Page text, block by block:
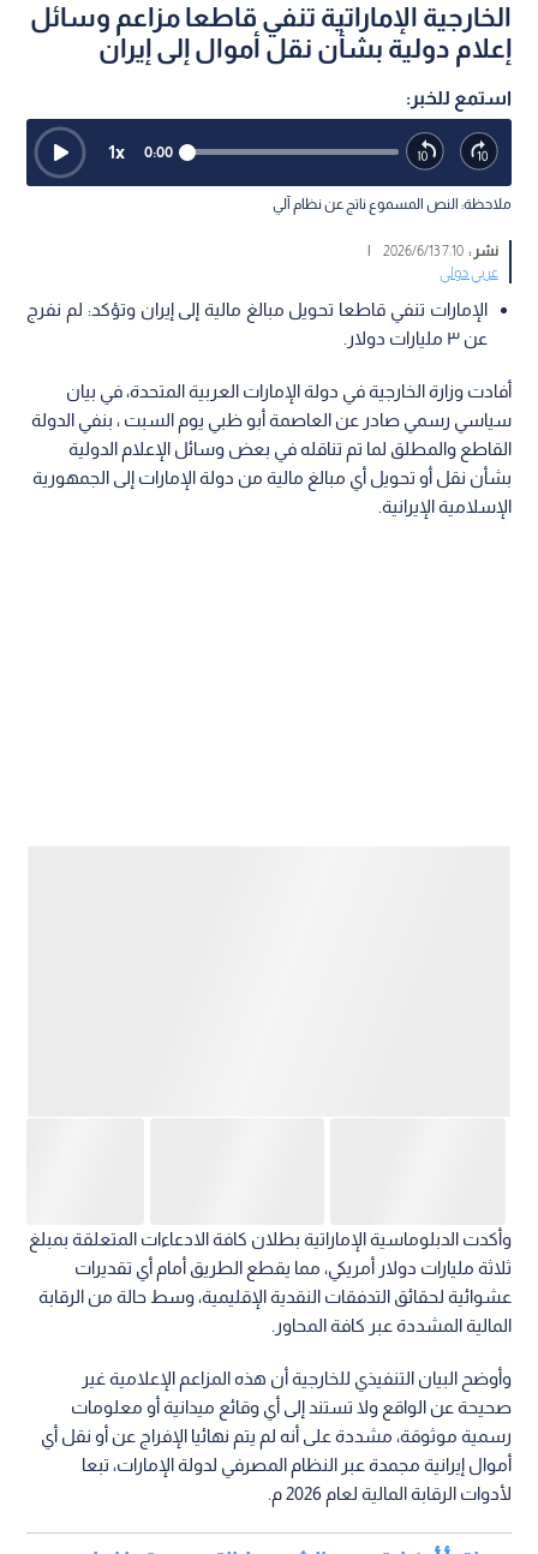
الخارجية الإماراتية تنفي قاطعا مزاعم وسائل
إعلام دولية بشأن نقل أموال إلى إيران
استمع للخبر:
0:00
1x
ملاحظة: النص المسموع ناتج عن نظام آلي
نشر :7:10 2026/6/13
|
عربي دولي
الإمارات تنفي قاطعا تحويل مبالغ مالية إلى إيران وتؤكد: لم نفرج
عن ٣ مليارات دولار.
أفادت وزارة الخارجية في دولة الإمارات العربية المتحدة، في بيان
سياسي رسمي صادر عن العاصمة أبو ظبي يوم السبت ، بنفي الدولة
القاطع والمطلق لما تم تناقله في بعض وسائل الإعلام الدولية
بشأن نقل أو تحويل أي مبالغ مالية من دولة الإمارات إلى الجمهورية
الإسلامية الإيرانية.
وأكدت الدبلوماسية الإماراتية بطلان كافة الادعاءات المتعلقة بمبلغ
ثلاثة مليارات دولار أمريكي، مما يقطع الطريق أمام أي تقديرات
عشوائية لحقائق التدفقات النقدية الإقليمية، وسط حالة من الرقابة
المالية المشددة عبر كافة المحاور.
وأوضح البيان التنفيذي للخارجية أن هذه المزاعم الإعلامية غير
صحيحة عن الواقع ولا تستند إلى أي وقائع ميدانية أو معلومات
رسمية موثوقة، مشددة على أنه لم يتم نهائيا الإفراج عن أو نقل أي
أموال إيرانية مجمدة عبر النظام المصرفي لدولة الإمارات، تبعا
لأدوات الرقابة المالية لعام 2026 م.